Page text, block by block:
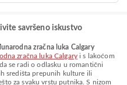
savršeno iskustvo
zračna luka Calgary
zračna luka Calgaryi s lakoćom
se radi o odlasku u romantični
središta prepunih kulture ili
za svaku vrstu putnika. S nizom